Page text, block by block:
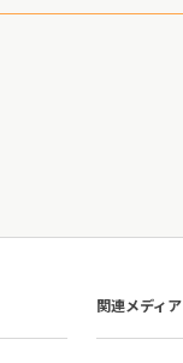
関連メディア